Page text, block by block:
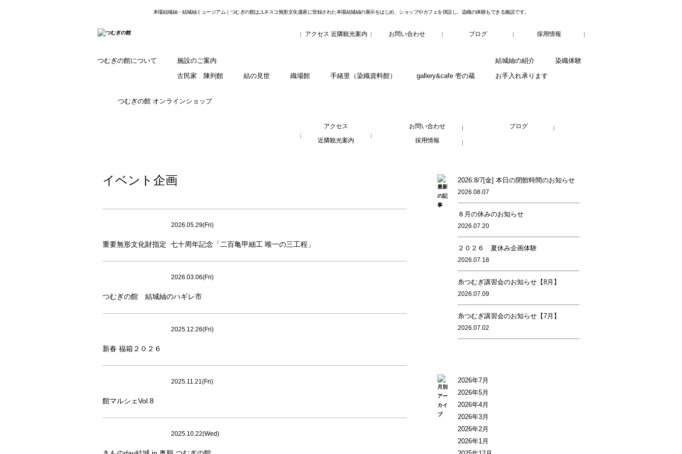
本場結城紬・結城紬ミュージアム｜つむぎの館はユネスコ無形文化遺産に登録された本場結城紬の展示をはじめ、ショップやカフェを併設し、染織の体験もできる施設です。
アクセス 近隣観光案内 お問い合わせ ブログ 採用情報
つむぎの館について
施設のご案内
古民家 陳列館
結の見世 織場館 手緒里（染織資料館） gallery&cafe 壱の蔵
結城紬の紹介
染織体験
お手入れ承ります
つむぎの館 オンラインショップ
アクセス
近隣観光案内
お問い合わせ
ブログ
採用情報
イベント企画
2026.05.29(Fri)
重要無形文化財指定 七十周年記念「二百亀甲細工 唯一の三工程」
2026.03.06(Fri)
つむぎの館 結城紬のハギレ市
2025.12.26(Fri)
新春 福箱２０２６
2025.11.21(Fri)
館マルシェVol.8
2025.10.22(Wed)
2026.8/7[金] 本日の閉館時間のお知らせ
2026.08.07
８月の休みのお知らせ
2026.07.20
２０２６ 夏休み企画体験
2026.07.18
糸つむぎ講習会のお知らせ【8月】
2026.07.09
糸つむぎ講習会のお知らせ【7月】
2026.07.02
2026年7月
2026年5月
2026年4月
2026年3月
2026年2月
2026年1月